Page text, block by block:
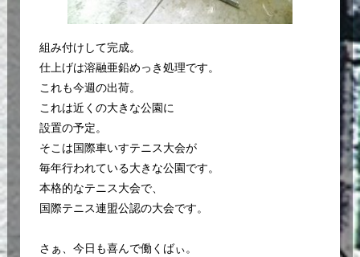
組み付けして完成。
仕上げは溶融亜鉛めっき処理です。
これも今週の出荷。
これは近くの大きな公園に
設置の予定。
そこは国際車いすテニス大会が
毎年行われている大きな公園です。
本格的なテニス大会で、
国際テニス連盟公認の大会です。
さぁ、今日も喜んで働くばぃ。